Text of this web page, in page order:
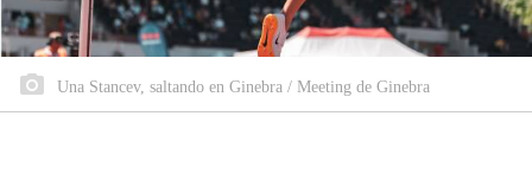
Una Stancev, saltando en Ginebra / Meeting de Ginebra